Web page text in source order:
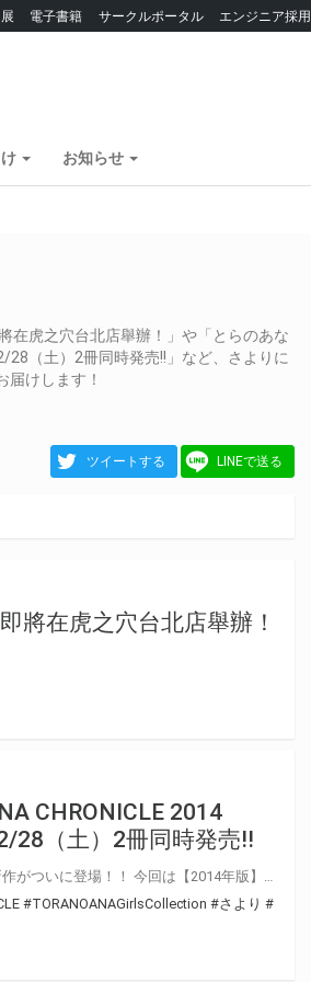
電子書籍 サークルポータル エンジニア採用
お知らせ
在虎之穴台北店舉辦！」や「とらのあな
28（土）2冊同時発売!!」など、さよりに
けします！
ツイートする LINEで送る
將在虎之穴台北店舉辦！
CHRONICLE 2014
28（土）2冊同時発売!!
#TORANOANAGirlsCollection #さより #